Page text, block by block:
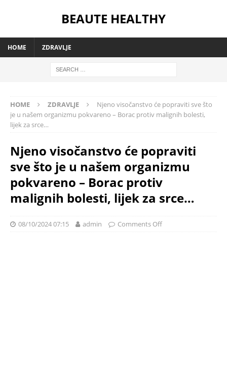
BEAUTE HEALTHY
HOME ZDRAVLJE
HOME ZDRAVLJE
Njeno visočanstvo će popraviti sve što
je u našem organizmu pokvareno – Borac protiv malignih bolesti,
lijek za srce…
Njeno visočanstvo će popraviti
sve što je u našem organizmu
pokvareno – Borac protiv
malignih bolesti, lijek za srce…
08/10/2024 07:15 admin Comments Off